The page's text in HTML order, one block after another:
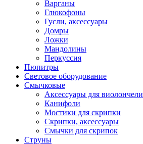
Варганы
Глюкофоны
Гусли, аксессуары
Домры
Ложки
Мандолины
Перкуссия
Пюпитры
Световое оборудование
Смычковые
Аксессуары для виолончели
Канифоли
Мостики для скрипки
Скрипки, аксессуары
Смычки для скрипок
Струны